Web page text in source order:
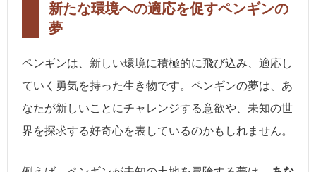
新たな環境への適応を促すペンギンの
夢
ペンギンは、新しい環境に積極的に飛び込み、適応し
ていく勇気を持った生き物です。ペンギンの夢は、あ
なたが新しいことにチャレンジする意欲や、未知の世
界を探求する好奇心を表しているのかもしれません。